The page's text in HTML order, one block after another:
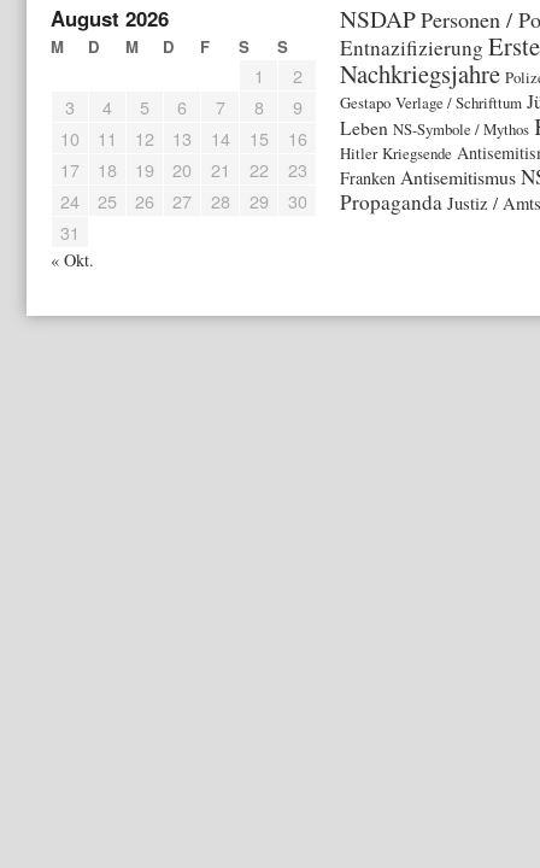
August 2026
M D M D F S S
1
2
3
4 5 6 7 8
9
10
11 12 13 14 15
16
17
18 19 20 21 22
23
24
25 26 27 28 29
30
31
« Okt.
NSDAPPersonen /
Entnazifizierung Erste
Nachkriegsjahre
Gestapo Verlage / Schrifttum
Leben NS-Symbole / Mythos
Hitler Kriegsende
Franken Antisemitismus
Propaganda Justiz /